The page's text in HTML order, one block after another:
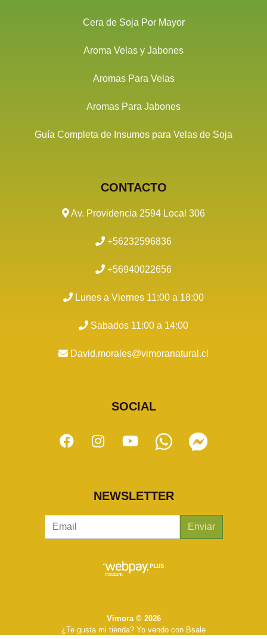
Cera de Soja Por Mayor
Aroma Velas y Jabones
Aromas Para Velas
Aromas Para Jabones
Guía Completa de Insumos para Velas de Soja
CONTACTO
Av. Providencia 2594 Local 306
+56232596836
+56940022656
Lunes a Viernes 11:00 a 18:00
Sabados 11:00 a 14:00
David.morales@vimoranatural.cl
SOCIAL
NEWSLETTER
Enviar
Vimora © 2026
¿Te gusta mi tienda? Yo vendo con Bsale